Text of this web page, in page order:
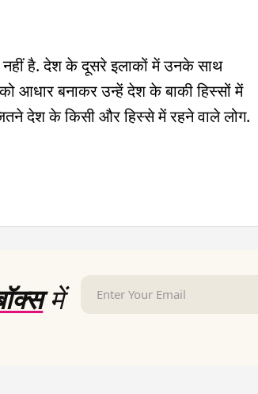
नहीं है. देश के दूसरे इलाकों में उनके साथ
आधार बनाकर उन्हें देश के बाकी हिस्सों में
देश के किसी और हिस्से में रहने वाले लोग.
में